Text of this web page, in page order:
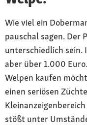
Wie viel ein
pauschal sagen. Der
unterschiedlich sein.
aber über 1.000
Welpen kaufen
einen seriösen
stößt unter